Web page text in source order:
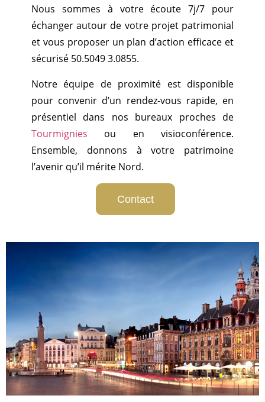
Nous sommes à votre écoute 7j/7 pour
échanger autour de votre projet patrimonial
et vous proposer un plan d’action efficace et
sécurisé 50.5049 3.0855.
Notre équipe de proximité est disponible
pour convenir d’un rendez-vous rapide, en
présentiel dans nos bureaux proches de
Tourmignies ou en visioconférence.
Ensemble, donnons à votre patrimoine
l’avenir qu’il mérite Nord.
Contact